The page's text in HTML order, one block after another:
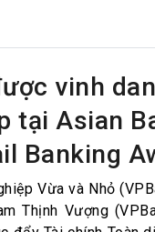
vinh
tại Asian
Banking
Vừa và Nhỏ
Thịnh Vượng